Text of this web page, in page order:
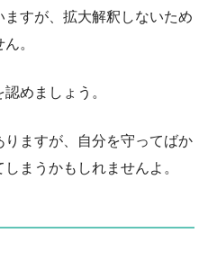
すが、拡大解釈しないため
。
めましょう。
ますが、自分を守ってばか
まうかもしれませんよ。